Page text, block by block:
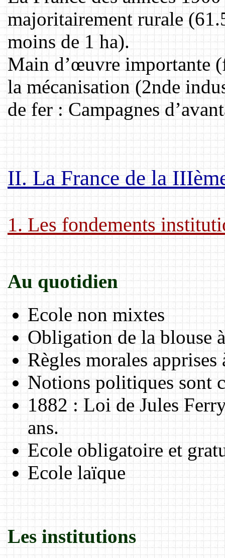
majoritairement rurale
moins de 1 ha).
Main d’œuvre importante
la mécanisation (2nde
de fer : Campagnes
II. La France de la
1. Les fondements
Au quotidien
Ecole non mixtes
Obligation de la blouse
Règles morales apprises
Notions politiques sont
1882 : Loi de Jules
ans.
Ecole obligatoire et
Ecole laïque
Les institutions